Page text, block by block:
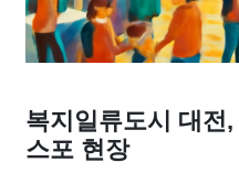
교통 생활 기타
복지일류도시 대전
스포 현장